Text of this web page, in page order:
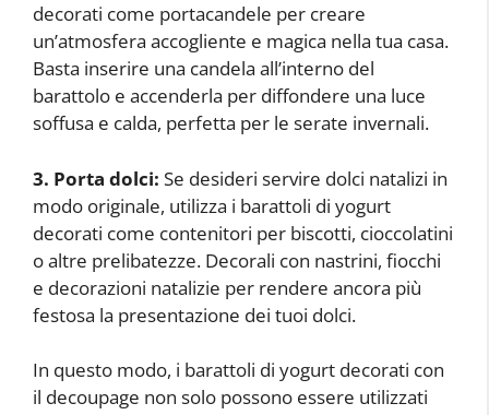
decorati come portacandele per creare
un’atmosfera accogliente e magica nella tua casa.
Basta inserire una candela all’interno del
barattolo e accenderla per diffondere una luce
soffusa e calda, perfetta per le serate invernali.
3. Porta dolci: Se desideri servire dolci natalizi in
modo originale, utilizza i barattoli di yogurt
decorati come contenitori per biscotti, cioccolatini
o altre prelibatezze. Decorali con nastrini, fiocchi
e decorazioni natalizie per rendere ancora più
festosa la presentazione dei tuoi dolci.
In questo modo, i barattoli di yogurt decorati con
il decoupage non solo possono essere utilizzati